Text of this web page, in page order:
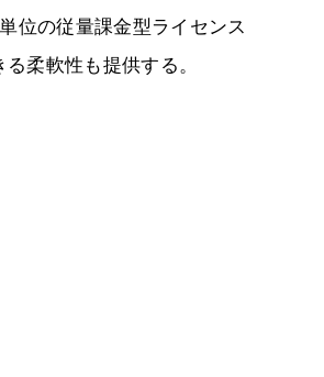
位の従量課金型ライセンス
柔軟性も提供する。